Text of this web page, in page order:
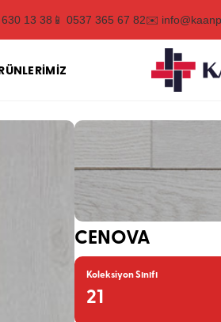
13 38 📱 0537 365 67 82✉️
CENOVA
Koleksiyon Sınıfı
21